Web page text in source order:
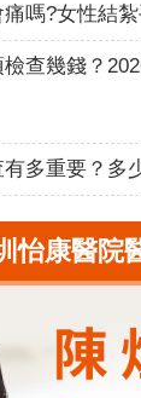
嗎?女性結
查幾錢？
多重要？多
怡康醫院